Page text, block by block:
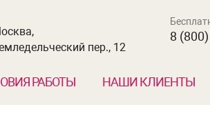
пер., 12
8
РАБОТЫ НАШИ КЛИЕНТЫ